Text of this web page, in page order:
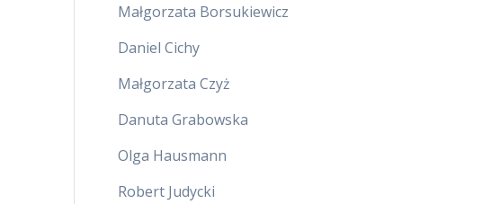
Małgorzata Borsukiewicz
Daniel Cichy
Małgorzata Czyż
Danuta Grabowska
Olga Hausmann
Robert Judycki